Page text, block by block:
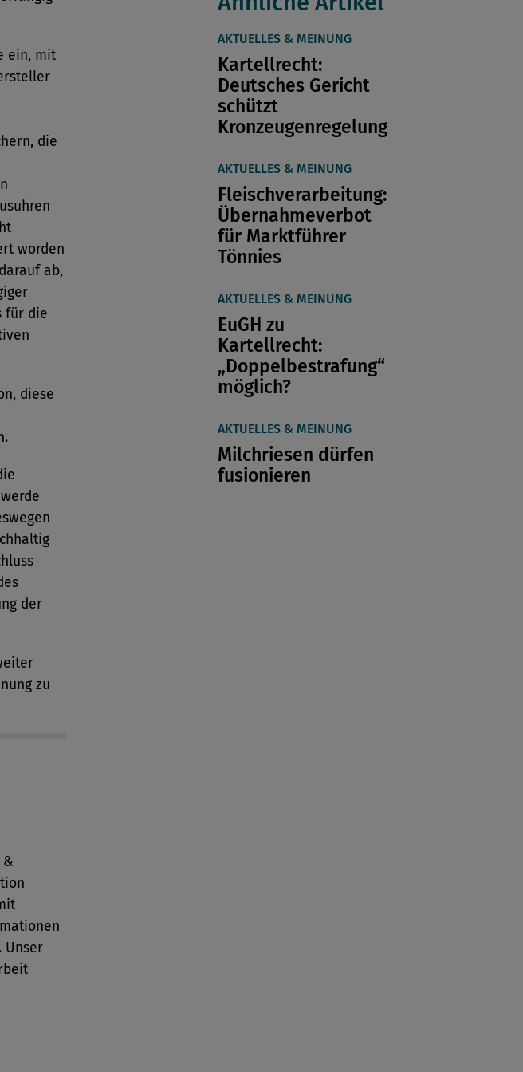
ein, mit
die
worden
ab,
für die
diese
der
zu
&
Unser
AKTUELLES & MEINUNG
Kartellrecht:
Deutsches Gericht
schützt
Kronzeugenregelung
AKTUELLES & MEINUNG
Fleischverarbeitung:
Übernahmeverbot
für Marktführer
Tönnies
AKTUELLES & MEINUNG
EuGH zu
Kartellrecht:
„Doppelbestrafung“
möglich?
AKTUELLES & MEINUNG
Milchriesen dürfen
fusionieren